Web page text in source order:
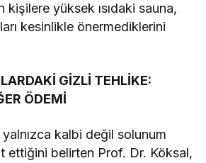
kişilere yüksek ısıdaki sauna,
kesinlikle önermediklerini
GİZLİ TEHLİKE:
ÖDEMİ
yalnızca kalbi değil solunum
ettiğini belirten Prof. Dr. Köksal,